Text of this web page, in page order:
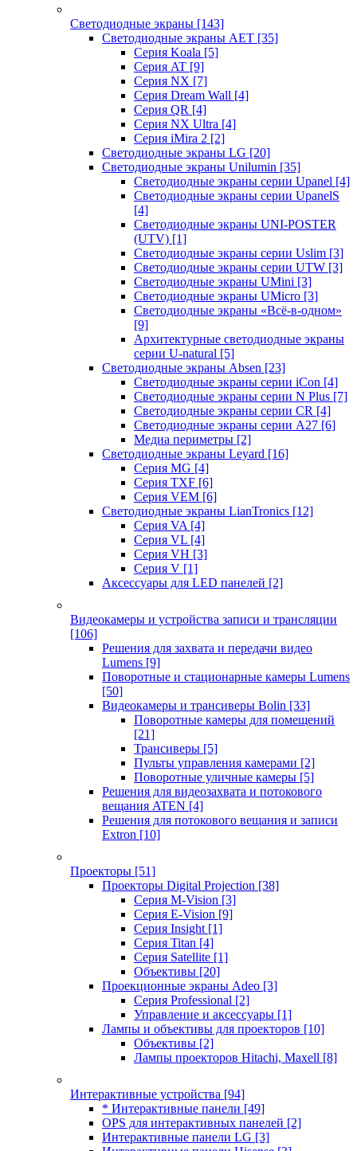
Светодиодные экраны [143]
Светодиодные экраны AET [35]
Cерия Koala [5]
Серия AT [9]
Серия NX [7]
Серия Dream Wall [4]
Серия QR [4]
Серия NX Ultra [4]
Серия iMira 2 [2]
Светодиодные экраны LG [20]
Светодиодные экраны Unilumin [35]
Светодиодные экраны серии Upanel [4]
Светодиодные экраны серии UpanelS
[4]
Светодиодные экраны UNI-POSTER
(UTV) [1]
Светодиодные экраны серии Uslim [3]
Светодиодные экраны серии UTW [3]
Светодиодные экраны UMini [3]
Светодиодные экраны UMicro [3]
Светодиодные экраны «Всё-в-одном»
[9]
Архитектурные светодиодные экраны
серии U-natural [5]
Светодиодные экраны Absen [23]
Светодиодные экраны серии iCon [4]
Светодиодные экраны серии N Plus [7]
Светодиодные экраны серии CR [4]
Светодиодные экраны серии А27 [6]
Медиа периметры [2]
Светодиодные экраны Leyard [16]
Серия MG [4]
Серия TXF [6]
Серия VEM [6]
Светодиодные экраны LianTronics [12]
Серия VA [4]
Серия VL [4]
Серия VH [3]
Серия V [1]
Аксессуары для LED панелей [2]
Видеокамеры и устройства записи и трансляции
[106]
Решения для захвата и передачи видео
Lumens [9]
Поворотные и стационарные камеры Lumens
[50]
Видеокамеры и трансиверы Bolin [33]
Поворотные камеры для помещений
[21]
Трансиверы [5]
Пульты управления камерами [2]
Поворотные уличные камеры [5]
Решения для видеозахвата и потокового
вещания ATEN [4]
Решения для потокового вещания и записи
Extron [10]
Проекторы [51]
Проекторы Digital Projection [38]
Серия M-Vision [3]
Серия E-Vision [9]
Серия Insight [1]
Серия Titan [4]
Серия Satellite [1]
Объективы [20]
Проекционные экраны Adeo [3]
Серия Professional [2]
Управление и аксессуары [1]
Лампы и объективы для проекторов [10]
Объективы [2]
Лампы проекторов Hitachi, Maxell [8]
Интерактивные устройства [94]
* Интерактивные панели [49]
OPS для интерактивных панелей [2]
Интерактивные панели LG [3]